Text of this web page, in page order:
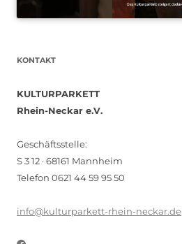
KONTAKT
KULTURPARKETT
Rhein-Neckar e.V.
Geschäftsstelle:
S 3 12 · 68161 Mannheim
Telefon 0621 44 59 95 50
info@kulturparkett-rhein-neckar.de